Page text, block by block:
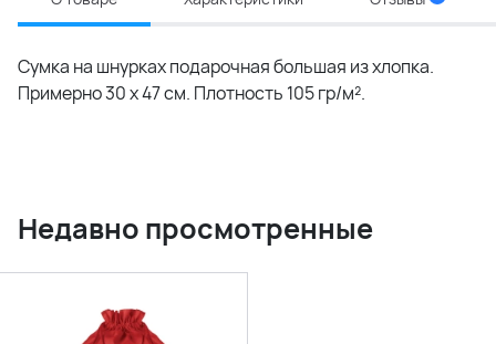
Сумка на шнурках подарочная большая из хлопка.
Примерно 30 х 47 см. Плотность 105 гр/м².
Недавно просмотренные